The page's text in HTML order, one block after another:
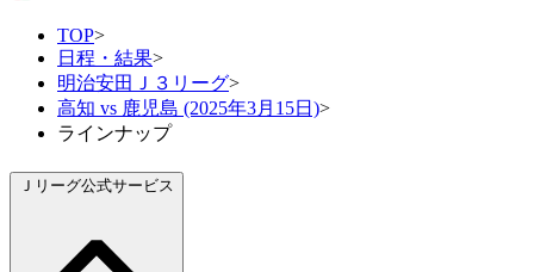
TOP>
日程・結果>
明治安田Ｊ３リーグ>
高知 vs 鹿児島 (2025年3月15日)>
ラインナップ
Ｊリーグ公式サービス